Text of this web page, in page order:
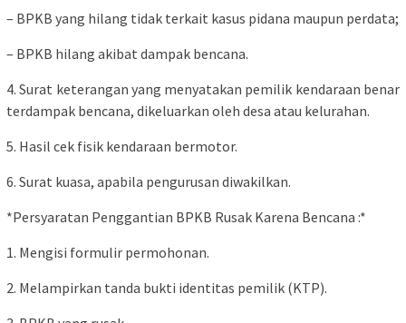
– BPKB yang hilang tidak terkait kasus pidana maupun perdata;
– BPKB hilang akibat dampak bencana.
4. Surat keterangan yang menyatakan pemilik kendaraan benar
terdampak bencana, dikeluarkan oleh desa atau kelurahan.
5. Hasil cek fisik kendaraan bermotor.
6. Surat kuasa, apabila pengurusan diwakilkan.
*Persyaratan Penggantian BPKB Rusak Karena Bencana :*
1. Mengisi formulir permohonan.
2. Melampirkan tanda bukti identitas pemilik (KTP).